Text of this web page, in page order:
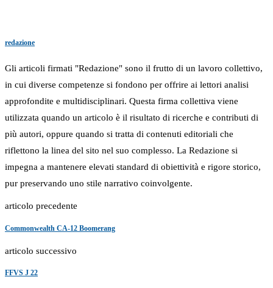
redazione
Gli articoli firmati "Redazione" sono il frutto di un lavoro collettivo,
in cui diverse competenze si fondono per offrire ai lettori analisi
approfondite e multidisciplinari. Questa firma collettiva viene
utilizzata quando un articolo è il risultato di ricerche e contributi di
più autori, oppure quando si tratta di contenuti editoriali che
riflettono la linea del sito nel suo complesso. La Redazione si
impegna a mantenere elevati standard di obiettività e rigore storico,
pur preservando uno stile narrativo coinvolgente.
articolo precedente
Commonwealth CA-12 Boomerang
articolo successivo
FFVS J 22